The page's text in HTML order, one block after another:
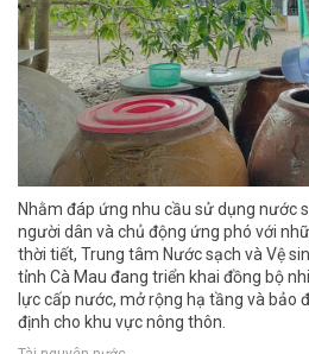
Nhằm đáp ứng nhu cầu sử dụng nước
người dân và chủ động ứng phó với
thời tiết, Trung tâm Nước sạch và Vệ
tỉnh Cà Mau đang triển khai đồng bộ
lực cấp nước, mở rộng hạ tầng và bảo
định cho khu vực nông thôn.